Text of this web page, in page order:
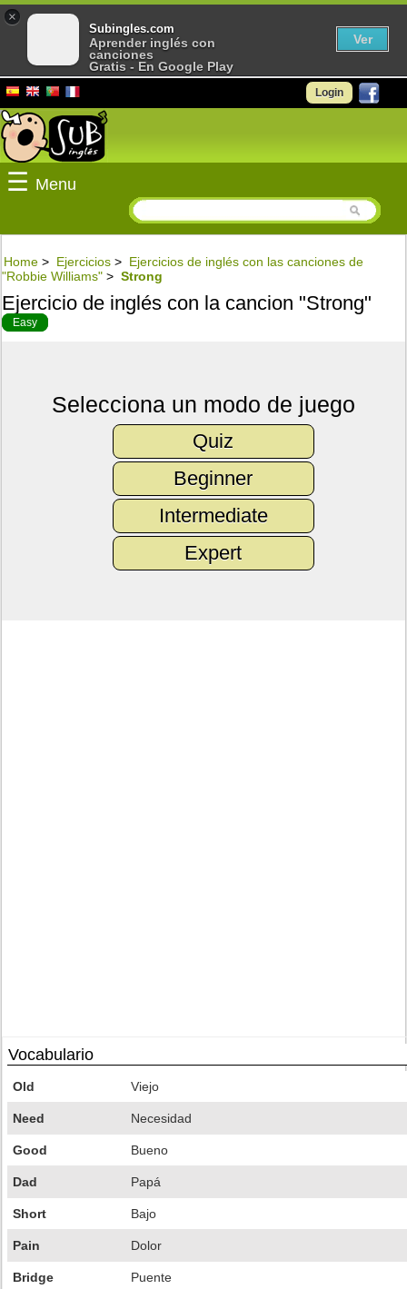
Login
☰ Menu
Home > Ejercicios > Ejercicios de inglés con las canciones de
"Robbie Williams" > Strong
Ejercicio de inglés con la cancion "Strong"
Easy
Selecciona un modo de juego
Quiz
Beginner
Intermediate
Expert
Vocabulario
Old Viejo
Need Necesidad
Good Bueno
Dad Papá
Short Bajo
Pain Dolor
Bridge Puente
×
Subingles.com
Aprender inglés con
canciones
Gratis - En Google Play
Ver